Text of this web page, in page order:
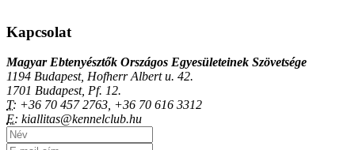
Kapcsolat
Magyar Ebtenyésztők Országos Egyesületeinek Szövetsége
1194 Budapest, Hofherr Albert u. 42.
1701 Budapest, Pf. 12.
T: +36 70 457 2763, +36 70 616 3312
E: kiallitas@kennelclub.hu